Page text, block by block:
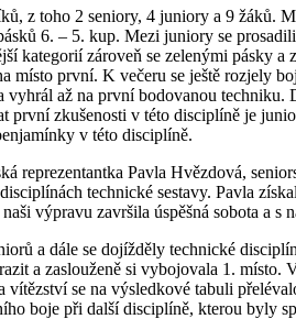
z toho 2 seniory, 4 juniory a 9 žáků.
6. – 5. kup. Mezi juniory se
kategorií zároveň se zelenými pásky
místo první. K večeru se ještě rozjely
vyhrál až na první bodovanou
zkušenosti v této disciplíně je
v této disciplíně.
reprezentantka Pavla Hvězdová,
technické sestavy. Pavla
výpravu završila úspěšná sobota a
a dále se dojížděly technické
a zaslouženě si vybojovala 1.
se na výsledkové tabuli
boje při další disciplíně, kterou byly